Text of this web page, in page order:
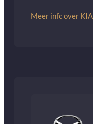
Meer info over KIA